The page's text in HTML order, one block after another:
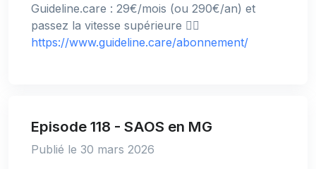
Guideline.care : 29€/mois (ou 290€/an) et
passez la vitesse supérieure 👉🏻
https://www.guideline.care/abonnement/
Episode 118 - SAOS en MG
Publié le 30 mars 2026